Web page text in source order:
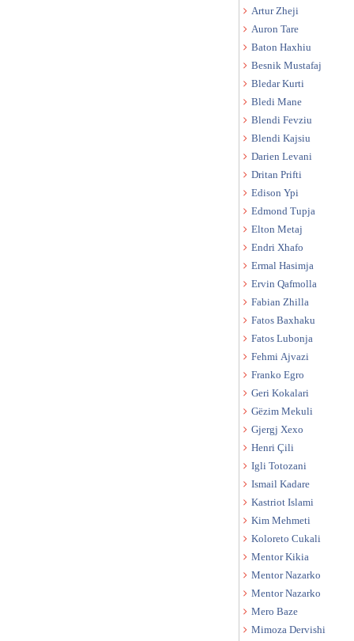
Artur Zheji
Auron Tare
Baton Haxhiu
Besnik Mustafaj
Bledar Kurti
Bledi Mane
Blendi Fevziu
Blendi Kajsiu
Darien Levani
Dritan Prifti
Edison Ypi
Edmond Tupja
Elton Metaj
Endri Xhafo
Ermal Hasimja
Ervin Qafmolla
Fabian Zhilla
Fatos Baxhaku
Fatos Lubonja
Fehmi Ajvazi
Franko Egro
Geri Kokalari
Gëzim Mekuli
Gjergj Xexo
Henri Çili
Igli Totozani
Ismail Kadare
Kastriot Islami
Kim Mehmeti
Koloreto Cukali
Mentor Kikia
Mentor Nazarko
Mentor Nazarko
Mero Baze
Mimoza Dervishi